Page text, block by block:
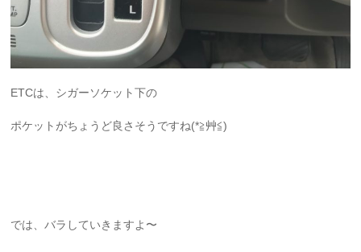
ETCは、シガーソケット下の
ポケットがちょうど良さそうですね(*≧艸≦)
では、バラしていきますよ〜